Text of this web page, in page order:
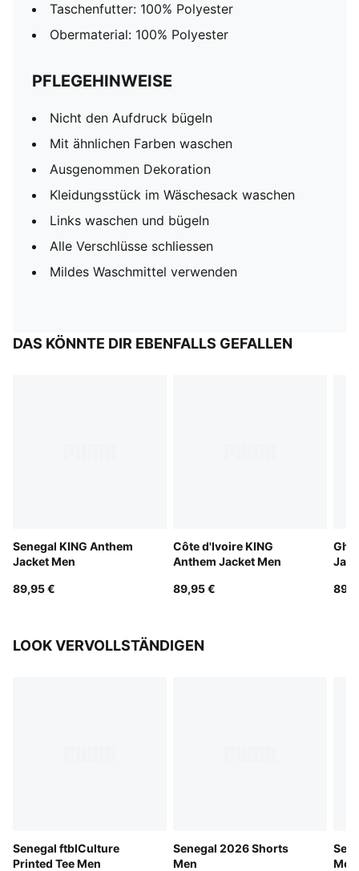
Taschenfutter: 100% Polyester
Obermaterial: 100% Polyester
PFLEGEHINWEISE
Nicht den Aufdruck bügeln
Mit ähnlichen Farben waschen
Ausgenommen Dekoration
Kleidungsstück im Wäschesack waschen
Links waschen und bügeln
Alle Verschlüsse schliessen
Mildes Waschmittel verwenden
DAS KÖNNTE DIR EBENFALLS GEFALLEN
Senegal KING Anthem
Jacket Men
89,95 €
Côte d'Ivoire KING
Anthem Jacket Men
89,95 €
LOOK VERVOLLSTÄNDIGEN
Senegal ftblCulture
Printed Tee Men
Senegal 2026 Shorts
Men
Men